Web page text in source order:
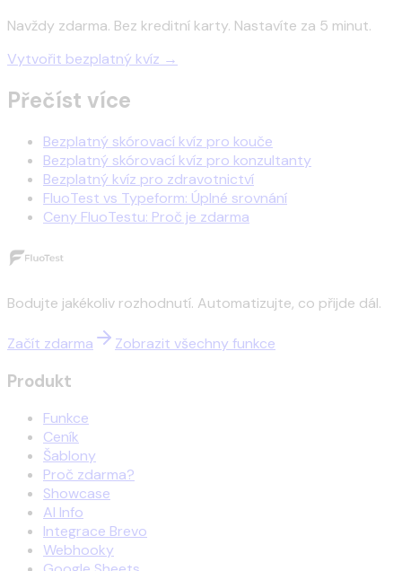
Navždy zdarma. Bez kreditní karty. Nastavíte za 5 minut.
Vytvořit bezplatný kvíz →
Přečíst více
Bezplatný skórovací kvíz pro kouče
Bezplatný skórovací kvíz pro konzultanty
Bezplatný kvíz pro zdravotnictví
FluoTest vs Typeform: Úplné srovnání
Ceny FluoTestu: Proč je zdarma
Bodujte jakékoliv rozhodnutí. Automatizujte, co přijde dál.
Začít zdarma Zobrazit všechny funkce
Produkt
Funkce
Ceník
Šablony
Proč zdarma?
Showcase
AI Info
Integrace Brevo
Webhooky